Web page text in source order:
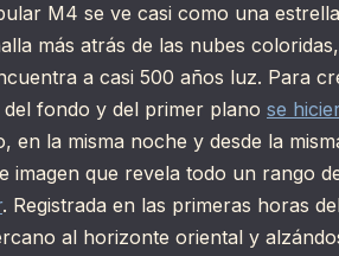
M4 se ve casi como una
más atrás de las nubes
a casi 500 años luz. Para
fondo y del primer plano se
en la misma noche y desde la
imagen que revela todo un rango
. Registrada en las primeras horas
al horizonte oriental y